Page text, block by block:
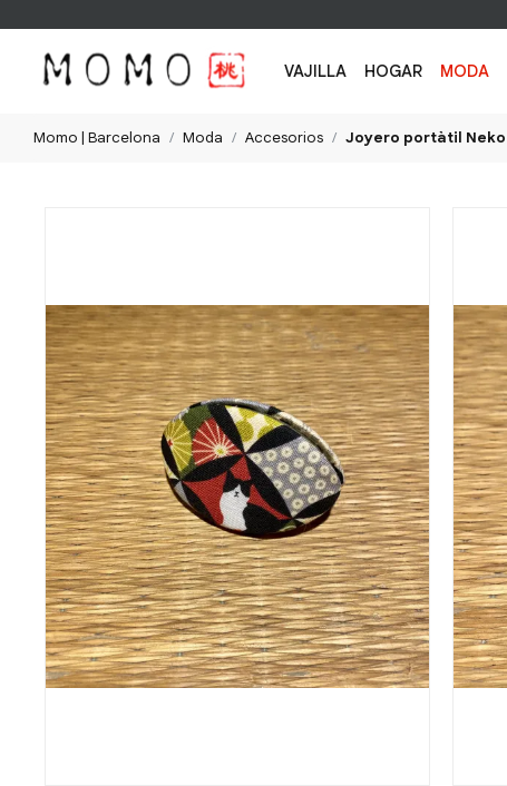
VAJILLA HOGAR MODA
Momo | Barcelona Moda Accesorios Joyero portàtil Neko